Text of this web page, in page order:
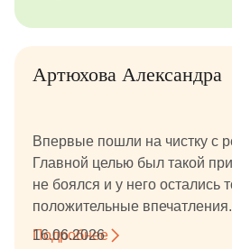
Артюхова Александра
Впервые пошли на чистку с
Главной целью был такой
не боялся и у него остались
положительные
знакомых обратились в
Подробнее
16.06.2026